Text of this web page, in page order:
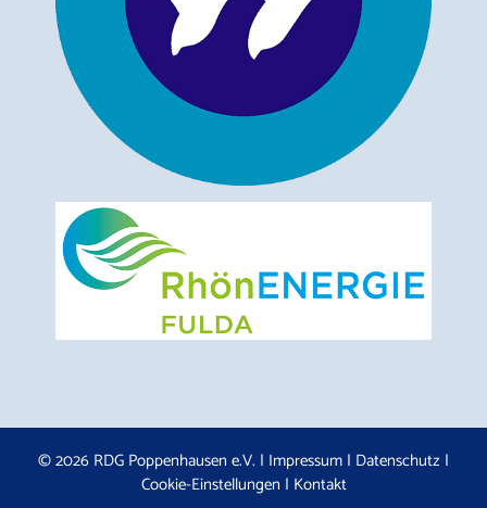
© 2026 RDG Poppenhausen e.V. | Impressum | Datenschutz |
Cookie-Einstellungen | Kontakt